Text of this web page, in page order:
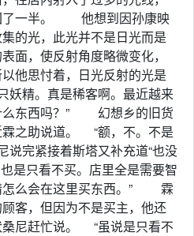
了一半。 他想到因孙康映
的光，此光并不是日光而是
面，使反射角度略微变化，
他思忖着，日光反射的光是
精。真是稀客啊。最近越来
么东西吗？” 幻想乡的旧货
霖之助说道。 “额，不。不是
完紧接着斯塔又补充道“也没
是只看不买。店里全是需要智
怎么会在这里买东西。” 霖
客，但因为不是买主，他还
桑尼赶忙说。 “虽说是只看不